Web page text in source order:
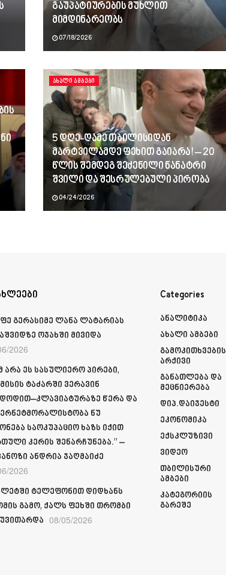
გაუპატიურების მუხლით
მიმდინარეობს
07/18/2026
ᲐᲮᲐᲚᲘ ᲐᲛᲑᲔᲑᲘ
5 დღე-ღამე თბილისიდან
მარტვილამდე ფეხით გაიარა! – 20
წლის შემდეგ შეძენილი ნანატრი
შვილი და შესრულებული პირობა
04/24/2026
გერასიმე ლანა ლატარიას
ოჯახში მივიდა
2026
არა ეს სასულიერო პირები,
ტაძარში ვერავინ
წერა და
ნუ
საოკუპაციო ხაზს იქით
კერის შენარჩუნება.” –
ანდრია ჯაღმაიძე
2026
ტელეფონით დიდხანს
გამო, ქალს ფეხში თრომბი
08/05/2026
Categories
Ანალიტიკა
Ახალი Ამბები
Გამოკითხვების
Არქივი
Განათლება Და
Მეცნიერება
Დიპ.დაიჯესტი
Ეკონომიკა
Ექსკლუზივი
Ვიდეო
Თბილისური
Ამბები
Კატეგორიის
Გარეშე